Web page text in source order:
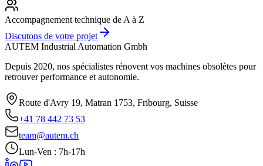
Accompagnement technique de A à Z
Discutons de votre projet
AUTEM Industrial Automation Gmbh
Depuis 2020, nos spécialistes rénovent vos machines obsolètes pour
retrouver performance et autonomie.
Route d'Avry 19, Matran 1753, Fribourg, Suisse
+41 78 442 73 53
team@autem.ch
Lun-Ven : 7h-17h